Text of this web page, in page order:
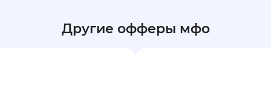
Другие офферы мфо